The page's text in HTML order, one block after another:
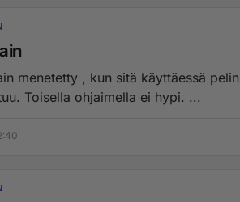
menetetty , kun sitä käyttäessä
Toisella ohjaimella ei hypi. ...